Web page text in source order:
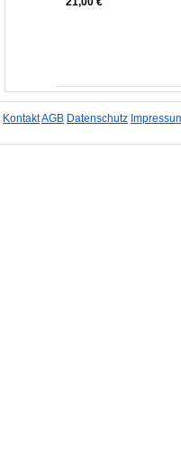
KontaktAGB Datenschutz